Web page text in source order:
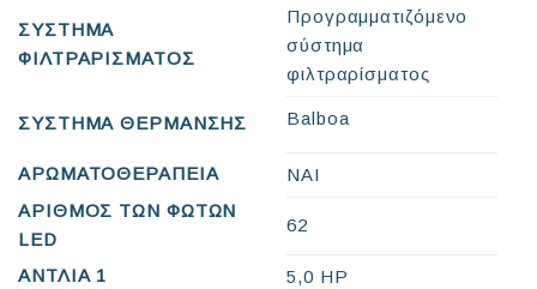
ΣΥΣΤΗΜΑ
ΦΙΛΤΡΑΡΙΣΜΑΤΟΣ
Προγραμματιζόμενο
σύστημα
φιλτραρίσματος
ΣΥΣΤΗΜΑ ΘΕΡΜΑΝΣΗΣ Balboa
ΑΡΩΜΑΤΟΘΕΡΑΠΕΙΑ
ΝΑΙ
ΑΡΙΘΜΟΣ ΤΩΝ ΦΩΤΩΝ
LED
62
ΑΝΤΛΙΑ 1 5,0 HP